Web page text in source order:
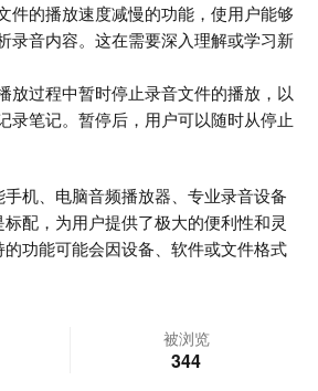
件的播放速度减慢的功能，使用户能够
录音内容。这在需要深入理解或学习新
放过程中暂时停止录音文件的播放，以
录笔记。暂停后，用户可以随时从停止
机、电脑音频播放器、专业录音设备
配，为用户提供了极大的便利性和灵
功能可能会因设备、软件或文件格式
被浏览
344